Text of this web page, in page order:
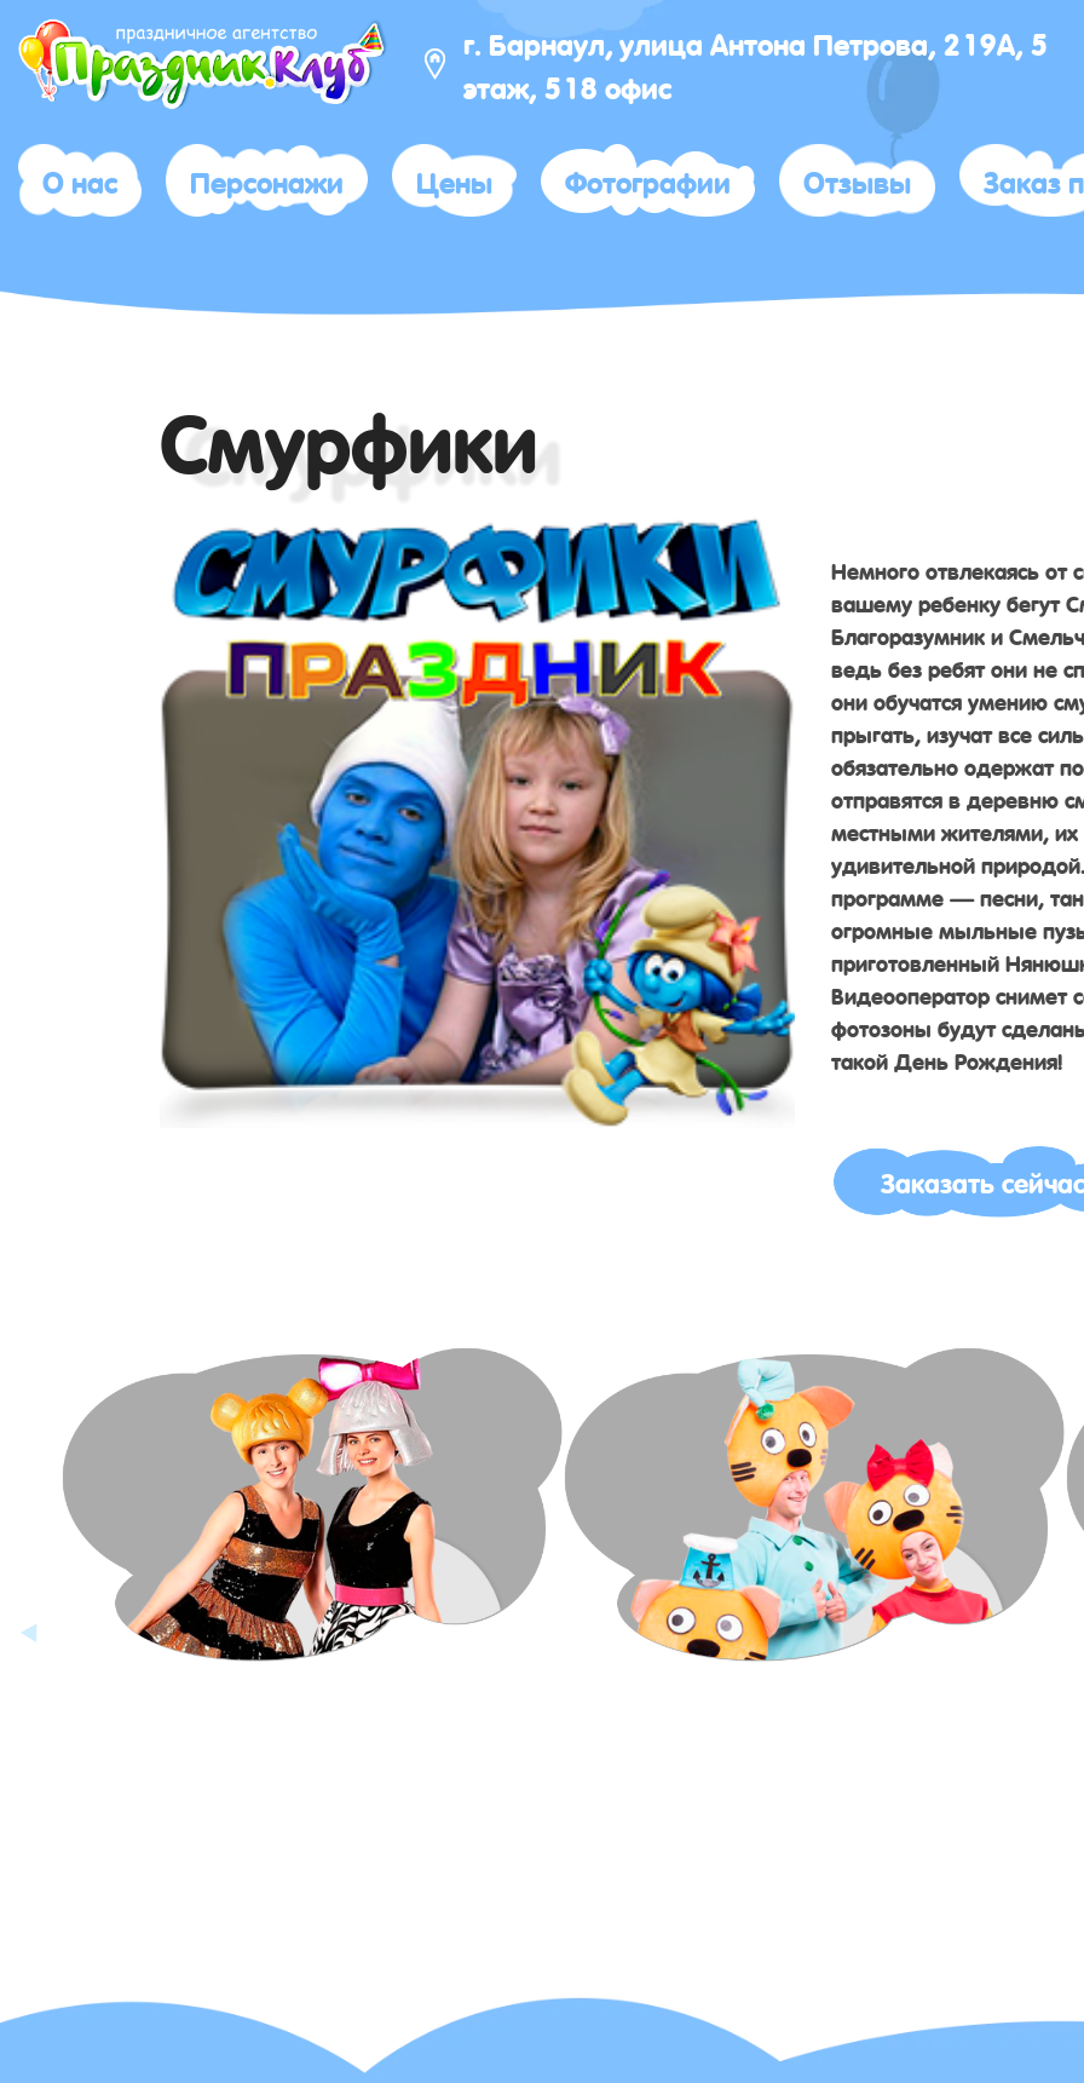
г. Барнаул, улица Антона Петрова, 219А, 5
этаж, 518 офис
О нас
Персонажи Цены Фотографии Отзывы Заказ
Смурфики
Немного отвлекаясь
вашему ребенку бегут
Благоразумник и
ведь без ребят они не
они обучатся умению
прыгать, изучат все
обязательно одержат
отправятся в деревню
местными жителями,
удивительной
программе — песни,
огромные мыльные
приготовленный
Видеооператор снимет
фотозоны будут
такой День Рождения!
Заказать сейчас